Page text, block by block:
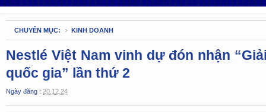
CHUYÊN MỤC: KINH DOANH
Nestlé Việt Nam vinh dự đón nhận
quốc gia” lần thứ 2
Ngày đăng : 20.12.24